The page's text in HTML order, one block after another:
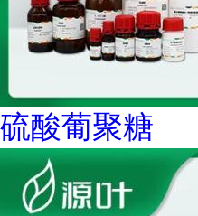
硫酸葡聚糖